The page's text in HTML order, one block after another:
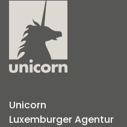
Unicorn
Luxemburger Agentur